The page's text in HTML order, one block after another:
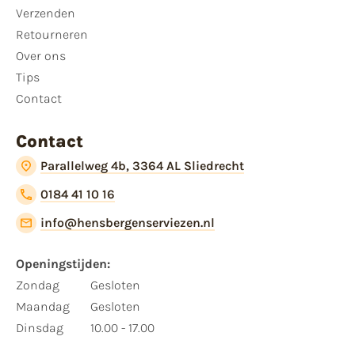
Verzenden
Retourneren
Over ons
Tips
Contact
Contact
Parallelweg 4b, 3364 AL Sliedrecht
0184 41 10 16
info@hensbergenserviezen.nl
Openingstijden:
Zondag
Maandag
Dinsdag
Gesloten
Gesloten
10.00 - 17.00